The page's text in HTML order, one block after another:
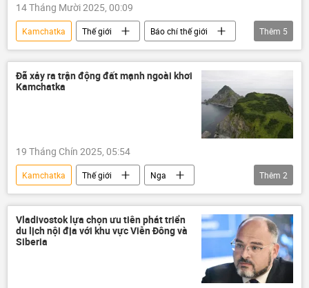
sân bay vũ trụ Plesetsk
14 Tháng Mười 2025, 00:09
Kamchatka Thế giới
Báo chí thế giới
Khoa học
Nhà khoa học
trận động đất
Thái Bình Dương
Hoa Kỳ
Thêm 5
Đã xảy ra trận động đất mạnh ngoài khơi
Kamchatka
19 Tháng Chín 2025, 05:54
Kamchatka Thế giới
Nga
trận động đất
sóng thần
Thêm 2
Vladivostok lựa chọn ưu tiên phát triển
du lịch nội địa với khu vực Viễn Đông và
Siberia